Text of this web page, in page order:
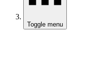
Toggle menu